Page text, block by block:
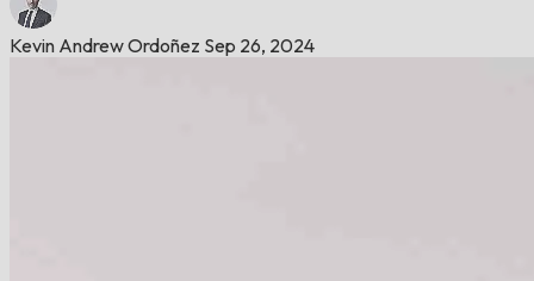
Kevin Andrew Ordoñez Sep 26, 2024